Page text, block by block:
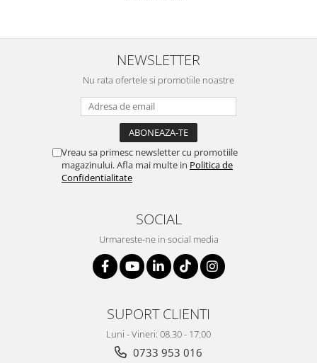
NEWSLETTER
Nu rata ofertele si promotiile noastre
Vreau sa primesc newsletter cu promotiile
magazinului. Afla mai multe in Politica de
Confidentialitate
SOCIAL
Urmareste-ne in social media
SUPORT CLIENTI
Luni - Vineri: 08.30 - 17:00
0733 953 016